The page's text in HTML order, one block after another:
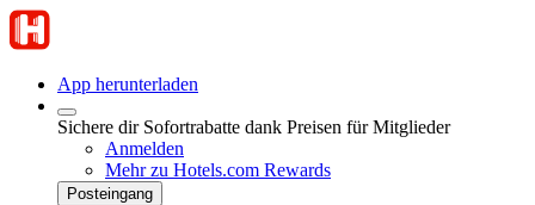
App herunterladen
Sichere dir Sofortrabatte dank Preisen für Mitglieder
Anmelden
Mehr zu Hotels.com Rewards
Posteingang